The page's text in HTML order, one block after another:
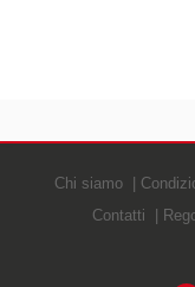
Chi siamo
Contatti